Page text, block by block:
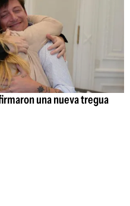
una nueva tregua